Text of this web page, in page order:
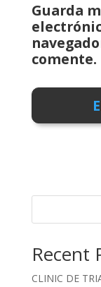
Guarda
comente.
Recent
CLINIC DE